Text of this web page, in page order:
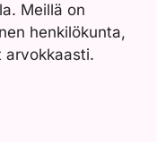
Meillä on
henkilökunta,
arvokkaasti.